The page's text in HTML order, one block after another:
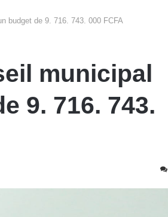
budget de 9. 716. 743. 000 FCFA
municipal
9. 716. 743.